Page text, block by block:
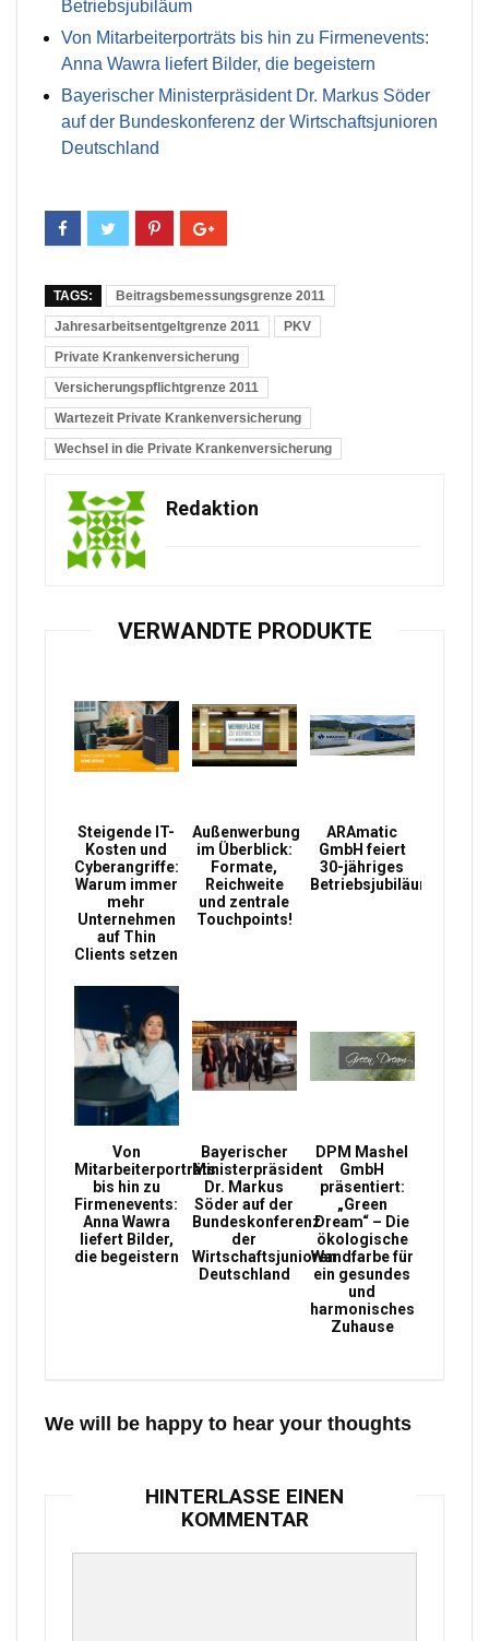
Betriebsjubiläum
Von Mitarbeiterporträts bis hin zu Firmenevents:
Anna Wawra liefert Bilder, die begeistern
Bayerischer Ministerpräsident Dr. Markus Söder
auf der Bundeskonferenz der Wirtschaftsjunioren
Deutschland
TAGS:
Beitragsbemessungsgrenze 2011
Jahresarbeitsentgeltgrenze 2011
PKV
Private Krankenversicherung
Versicherungspflichtgrenze 2011
Wartezeit Private Krankenversicherung
Wechsel in die Private Krankenversicherung
Redaktion
VERWANDTE PRODUKTE
Steigende IT-
Kosten und
Cyberangriffe:
Warum immer
mehr
Unternehmen
auf Thin
Clients setzen
Außenwerbung
im Überblick:
Formate,
Reichweite
und zentrale
Touchpoints!
ARAmatic
GmbH feiert
30-jähriges
Betriebsjubiläum
Von
Mitarbeiterporträts
bis hin zu
Firmenevents:
Anna Wawra
liefert Bilder,
die begeistern
Bayerischer
Ministerpräsident
Dr. Markus
Söder auf der
Bundeskonferenz
der
Wirtschaftsjunioren
Deutschland
DPM Mashel
GmbH
präsentiert:
„Green
Dream“ – Die
ökologische
Wandfarbe für
ein gesundes
und
harmonisches
Zuhause
We will be happy to hear your thoughts
HINTERLASSE EINEN
KOMMENTAR